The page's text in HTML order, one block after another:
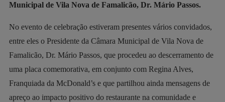
Municipal de Vila Nova de Famalicão, Dr. Mário Passos.
No evento de celebração estiveram presentes vários convidados,
entre eles o Presidente da Câmara Municipal de Vila Nova de
Famalicão, Dr. Mário Passos, que procedeu ao descerramento de
uma placa comemorativa, em conjunto com Regina Alves,
Franquiada da McDonald’s e que partilhou ainda mensagens de
apreço ao impacto positivo do restaurante na comunidade e